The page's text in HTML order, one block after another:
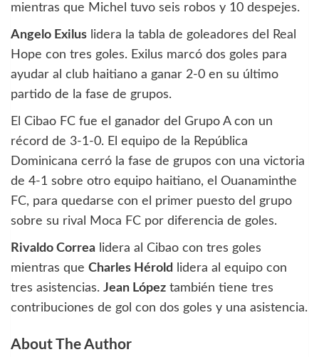
mientras que Michel tuvo seis robos y 10 despejes.
Angelo Exilus lidera la tabla de goleadores del Real
Hope con tres goles. Exilus marcó dos goles para
ayudar al club haitiano a ganar 2-0 en su último
partido de la fase de grupos.
El Cibao FC fue el ganador del Grupo A con un
récord de 3-1-0. El equipo de la República
Dominicana cerró la fase de grupos con una victoria
de 4-1 sobre otro equipo haitiano, el Ouanaminthe
FC, para quedarse con el primer puesto del grupo
sobre su rival Moca FC por diferencia de goles.
Rivaldo Correa lidera al Cibao con tres goles
mientras que Charles Hérold
lidera al equipo con
tres asistencias. Jean López también tiene tres
contribuciones de gol con dos goles y una asistencia.
About The Author